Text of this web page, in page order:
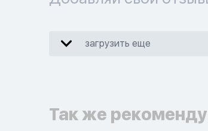
загрузить еще
Так же